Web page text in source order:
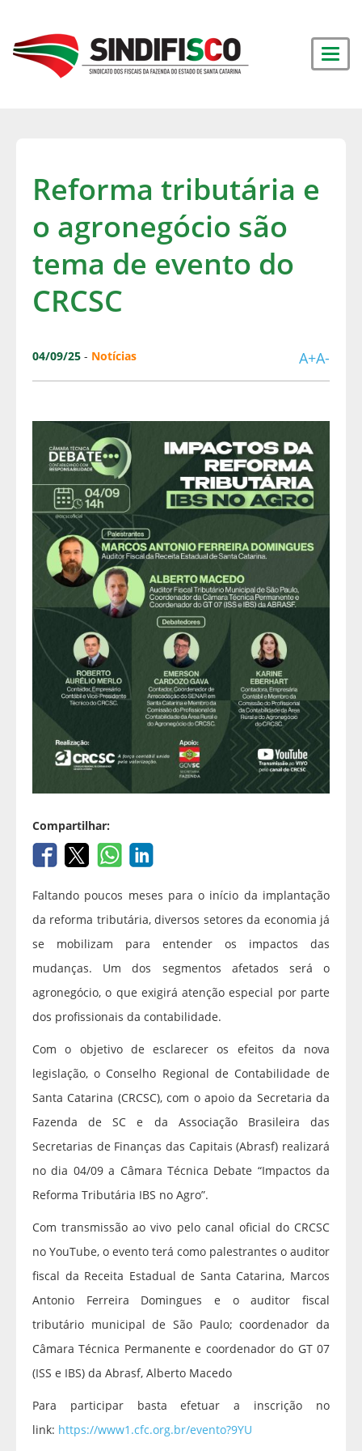
Reforma tributária e
o agronegócio são
tema de evento do
CRCSC
04/09/25 - Notícias A+A-
Compartilhar:
Faltando poucos meses para o início da implantação
da reforma tributária, diversos setores da economia já
se mobilizam para entender os impactos das
mudanças. Um dos segmentos afetados será o
agronegócio, o que exigirá atenção especial por parte
dos profissionais da contabilidade.
Com o objetivo de esclarecer os efeitos da nova
legislação, o Conselho Regional de Contabilidade de
Santa Catarina (CRCSC), com o apoio da Secretaria da
Fazenda de SC e da Associação Brasileira das
Secretarias de Finanças das Capitais (Abrasf) realizará
no dia 04/09 a Câmara Técnica Debate “Impactos da
Reforma Tributária IBS no Agro”.
Com transmissão ao vivo pelo canal oficial do CRCSC
no YouTube, o evento terá como palestrantes o auditor
fiscal da Receita Estadual de Santa Catarina, Marcos
Antonio Ferreira Domingues e o auditor fiscal
tributário municipal de São Paulo; coordenador da
Câmara Técnica Permanente e coordenador do GT 07
(ISS e IBS) da Abrasf, Alberto Macedo
Para participar basta efetuar a inscrição no
link: https://www1.cfc.org.br/evento?9YU